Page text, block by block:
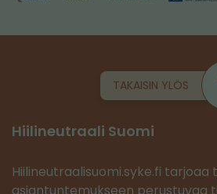
TAKAISIN YLÖS
Hiilineutraali Suomi
Hiilineutraalisuomi.syke.fi tarjoaa